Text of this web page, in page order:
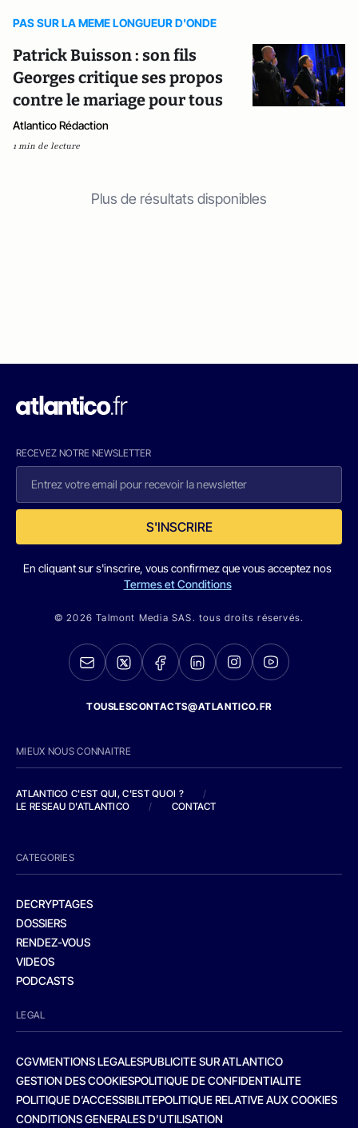
PAS SUR LA MEME LONGUEUR D'ONDE
Patrick Buisson : son fils
Georges critique ses propos
contre le mariage pour tous
Atlantico Rédaction
1 min de lecture
Plus de résultats disponibles
RECEVEZ NOTRE NEWSLETTER
S'INSCRIRE
En cliquant sur s'inscrire, vous confirmez que vous acceptez nos
Termes et Conditions
© 2026 Talmont Media SAS. tous droits réservés.
TOUSLESCONTACTS@ATLANTICO.FR
MIEUX NOUS CONNAITRE
ATLANTICO C'EST QUI, C'EST QUOI ?
/
LE RESEAU D'ATLANTICO
/ CONTACT
CATEGORIES
DECRYPTAGES
DOSSIERS
RENDEZ-VOUS
VIDEOS
PODCASTS
LEGAL
CGVMENTIONS LEGALESPUBLICITE SUR ATLANTICO
GESTION DES COOKIESPOLITIQUE DE CONFIDENTIALITE
POLITIQUE D’ACCESSIBILITEPOLITIQUE RELATIVE AUX COOKIES
CONDITIONS GENERALES D’UTILISATION